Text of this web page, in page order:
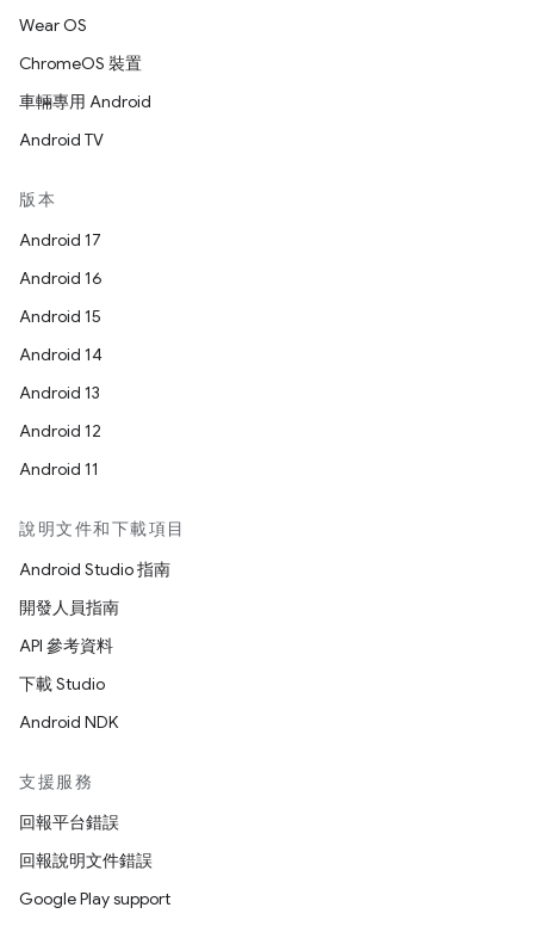
Wear OS
ChromeOS 裝置
車輛專用 Android
Android TV
版本
Android 17
Android 16
Android 15
Android 14
Android 13
Android 12
Android 11
說明文件和下載項目
Android Studio 指南
開發人員指南
API 參考資料
下載 Studio
Android NDK
支援服務
回報平台錯誤
回報說明文件錯誤
Google Play support